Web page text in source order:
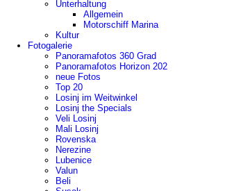
Unterhaltung
Allgemein
Motorschiff Marina
Kultur
Fotogalerie
Panoramafotos 360 Grad
Panoramafotos Horizon 202
neue Fotos
Top 20
Losinj im Weitwinkel
Losinj the Specials
Veli Losinj
Mali Losinj
Rovenska
Nerezine
Lubenice
Valun
Beli